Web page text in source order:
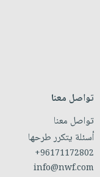
تواصل معنا
تواصل معنا
أسئلة يتكرر طرحها
+96171172802
info@nwf.com